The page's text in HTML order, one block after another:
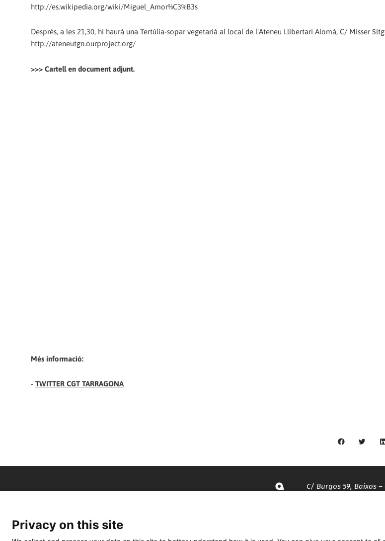
http://es.wikipedia.org/wiki/Miguel_Amor%C3%B3s
Després, a les 21,30, hi haurà una Tertúlia-sopar vegetarià al local de l'Ateneu Llibertari Alomà, C/ Misser
http://ateneutgn.ourproject.org/
>>> Cartell en document adjunt.
Més informació:
- TWITTER CGT TARRAGONA
C/ Burgos 59, Baixos –
Privacy on this site